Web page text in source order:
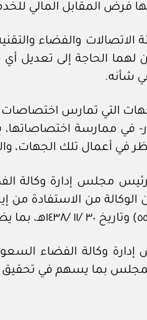
فرض المقابل المالي
والفضاء
لهما الحاجة إلى تعديل
شأنه.
التي تمارس اختصاصات
في ممارسة
في أعمال تلك الجهات،
مجلس إدارة وكالة
الوكالة من الاستفادة من
وكالة الفضاء
بما يسهم في تحقيق